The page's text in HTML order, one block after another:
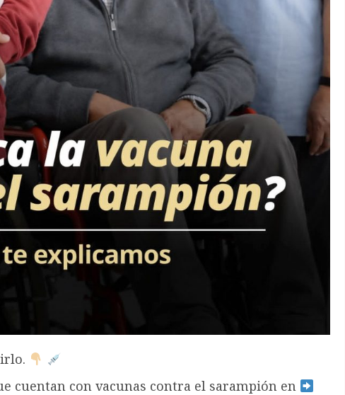
cuentan con vacunas contra el sarampión en